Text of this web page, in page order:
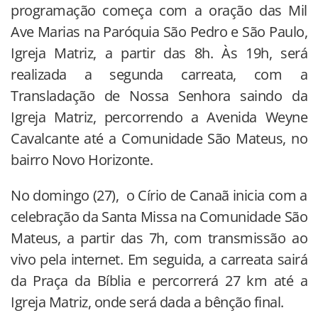
programação começa com a oração das Mil
Ave Marias na Paróquia São Pedro e São Paulo,
Igreja Matriz, a partir das 8h. Às 19h, será
realizada a segunda carreata, com a
Transladação de Nossa Senhora saindo da
Igreja Matriz, percorrendo a Avenida Weyne
Cavalcante até a Comunidade São Mateus, no
bairro Novo Horizonte.
No domingo (27), o Círio de Canaã inicia com a
celebração da Santa Missa na Comunidade São
Mateus, a partir das 7h, com transmissão ao
vivo pela internet. Em seguida, a carreata sairá
da Praça da Bíblia e percorrerá 27 km até a
Igreja Matriz, onde será dada a bênção final.